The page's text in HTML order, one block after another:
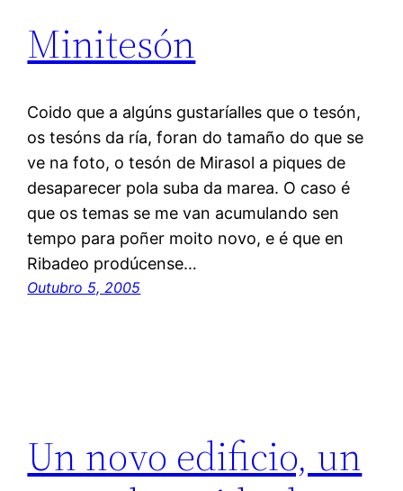
Minitesón
Coido que a algúns gustaríalles que o tesón,
os tesóns da ría, foran do tamaño do que se
ve na foto, o tesón de Mirasol a piques de
desaparecer pola suba da marea. O caso é
que os temas se me van acumulando sen
tempo para poñer moito novo, e é que en
Ribadeo prodúcense…
Outubro 5, 2005
Un novo edificio, un